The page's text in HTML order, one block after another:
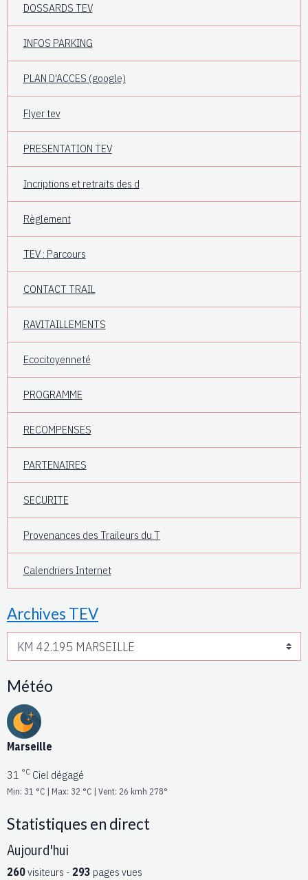
DOSSARDS TEV
INFOS PARKING
PLAN D'ACCES (google)
Flyer tev
PRESENTATION TEV
Incriptions et retraits des d
Règlement
TEV : Parcours
CONTACT TRAIL
RAVITAILLEMENTS
Ecocitoyenneté
PROGRAMME
RECOMPENSES
PARTENAIRES
SECURITE
Provenances des Traileurs du T
Calendriers Internet
Archives TEV
Météo
Marseille
31 °C Ciel dégagé
Min: 31 °C | Max: 32 °C | Vent: 26 kmh 278°
Statistiques en direct
Aujourd'hui
260visiteurs - 293 pages vues